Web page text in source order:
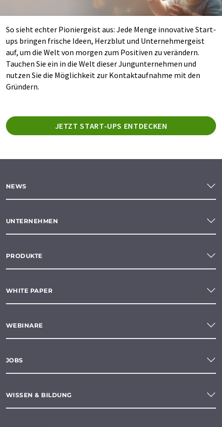
So sieht echter Pioniergeist aus: Jede Menge innovative Start-
ups bringen frische Ideen, Herzblut und Unternehmergeist
auf, um die Welt von morgen zum Positiven zu verändern.
Tauchen Sie ein in die Welt dieser Jungunternehmen und
nutzen Sie die Möglichkeit zur Kontaktaufnahme mit den
Gründern.
JETZT START-UPS ENTDECKEN
NEWS
UNTERNEHMEN
PRODUKTE
WHITE PAPER
WEBINARE
JOBS
WISSEN & BILDUNG